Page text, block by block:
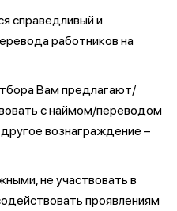
справедливый и
работников на
Вам предлагают/
с наймом/переводом
вознаграждение –
не участвовать в
проявлениям